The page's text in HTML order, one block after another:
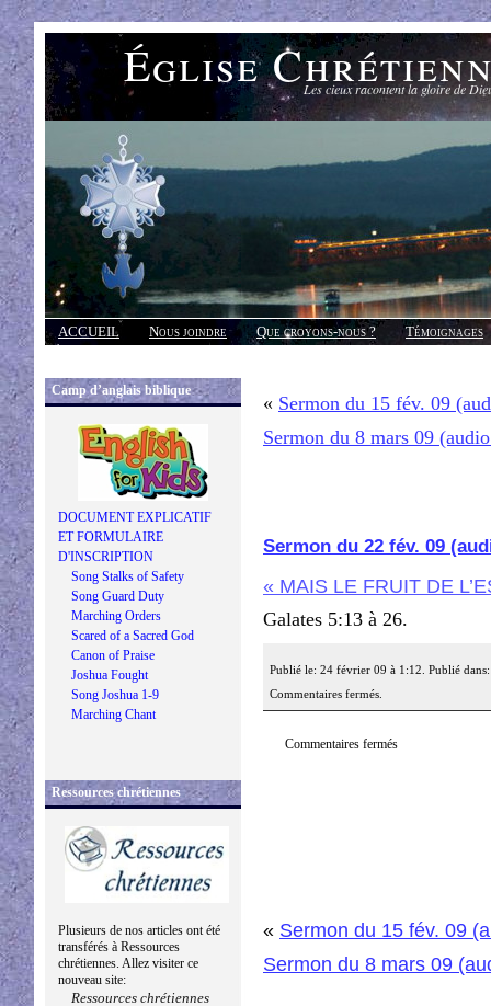
Église Les cieux racontent la gloire de
ACCUEIL Nous joindre Que croyons-nous ?
Témoignages
Réponses
Camp d’anglais biblique
DOCUMENT EXPLICATIF
ET FORMULAIRE
D'INSCRIPTION
Song Stalks of Safety
Song Guard Duty
Marching Orders
Scared of a Sacred God
Canon of Praise
Joshua Fought
Song Joshua 1-9
Marching Chant
Ressources chrétiennes
Plusieurs de nos articles ont été
transférés à Ressources
chrétiennes. Allez visiter ce
nouveau site:
Ressources chrétiennes
« Sermon du 15 fév. 09
Sermon du 8 mars 09
Sermon du 22 fév. 09
« MAIS LE FRUIT DE
Galates 5:13 à 26.
Publié le: 24 février 09 à 1:12. Publié
Commentaires fermés.
Commentaires fermés
« Sermon du 15 fév. 09
Sermon du 8 mars 09